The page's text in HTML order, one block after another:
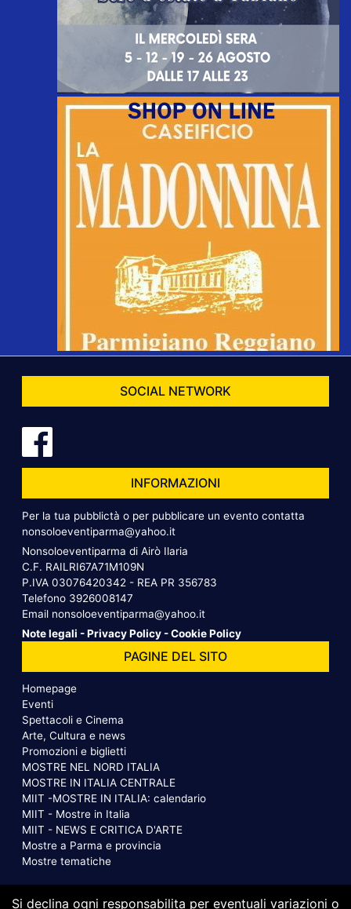
SOCIAL NETWORK
INFORMAZIONI
Per la tua pubblictà o per pubblicare un evento contatta
nonsoloeventiparma@yahoo.it
Nonsoloeventiparma di Airò Ilaria
C.F. RAILRI67A71M109N
P.IVA 03076420342 - REA PR 356783
Telefono 3926008147
Email nonsoloeventiparma@yahoo.it
Note legali -Privacy Policy -Cookie Policy
PAGINE DEL SITO
Homepage
Eventi
Spettacoli e Cinema
Arte, Cultura e news
Promozioni e biglietti
MOSTRE NEL NORD ITALIA
MOSTRE IN ITALIA CENTRALE
MIIT -MOSTRE IN ITALIA: calendario
MIIT - Mostre in Italia
MIIT - NEWS E CRITICA D'ARTE
Mostre a Parma e provincia
Mostre tematiche
Si declina ogni responsabilita per eventuali variazioni o